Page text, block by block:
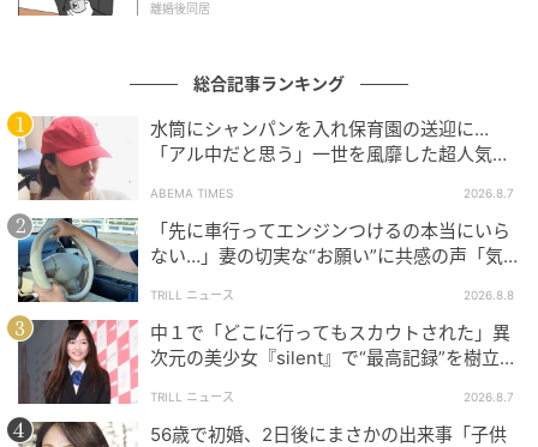
離婚後同居
総合記事ランキング
水筒にシャンパンを入れ保育園の送迎に…
「アル中だと思う」一世を風靡した超人気タ
ABEMA TIMES 2026.8.7
「先に車行ってエンジンつけるの本当にいら
ない…」妻の切実な“お願い”に共感の声「気
TRILL ニュース 2026.8.8
中１で「どこに行ってもスカウトされた」異
次元の美少女『silent』で“最高記録”を樹立し
TRILL ニュース 2026.8.7
56歳で初婚、2日後にまさかの出来事「子供